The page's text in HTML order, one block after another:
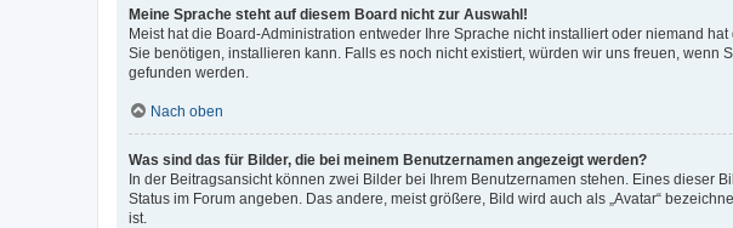
Meine Sprache steht auf diesem Board nicht zur Auswahl!
Meist hat die Board-Administration entweder Ihre Sprache nicht installiert oder niemand
Sie benötigen, installieren kann. Falls es noch nicht existiert, würden wir uns freuen,
gefunden werden.
Nach oben
Was sind das für Bilder, die bei meinem Benutzernamen angezeigt werden?
In der Beitragsansicht können zwei Bilder bei Ihrem Benutzernamen stehen. Eines dieser
Status im Forum angeben. Das andere, meist größere, Bild wird auch als „Avatar“
ist.